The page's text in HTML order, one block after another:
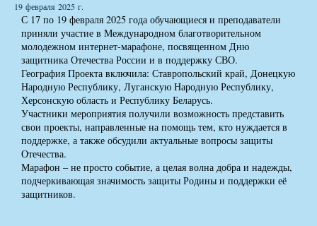
19 февраля 2025 г.
С 17 по 19 февраля 2025 года обучающиеся и преподаватели
приняли участие в Международном благотворительном
молодежном интернет-марафоне, посвященном Дню
защитника Отечества России и в поддержку СВО.
География Проекта включила: Ставропольский край, Донецкую
Народную Республику, Луганскую Народную Республику,
Херсонскую область и Республику Беларусь.
Участники мероприятия получили возможность представить
свои проекты, направленные на помощь тем, кто нуждается в
поддержке, а также обсудили актуальные вопросы защиты
Отечества.
Марафон – не просто событие, а целая волна добра и надежды,
подчеркивающая значимость защиты Родины и поддержки её
защитников.